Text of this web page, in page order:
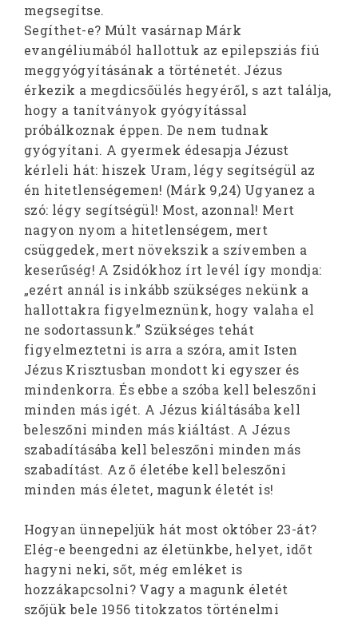
megsegítse.
Segíthet-e? Múlt vasárnap Márk
evangéliumából hallottuk az epilepsziás fiú
meggyógyításának a történetét. Jézus
érkezik a megdicsőülés hegyéről, s azt találja,
hogy a tanítványok gyógyítással
próbálkoznak éppen. De nem tudnak
gyógyítani. A gyermek édesapja Jézust
kérleli hát: hiszek Uram, légy segítségül az
én hitetlenségemen! (Márk 9,24) Ugyanez a
szó: légy segítségül! Most, azonnal! Mert
nagyon nyom a hitetlenségem, mert
csüggedek, mert növekszik a szívemben a
keserűség! A Zsidókhoz írt levél így mondja:
„ezért annál is inkább szükséges nekünk a
hallottakra figyelmeznünk, hogy valaha el
ne sodortassunk.” Szükséges tehát
figyelmeztetni is arra a szóra, amit Isten
Jézus Krisztusban mondott ki egyszer és
mindenkorra. És ebbe a szóba kell beleszőni
minden más igét. A Jézus kiáltásába kell
beleszőni minden más kiáltást. A Jézus
szabadításába kell beleszőni minden más
szabadítást. Az ő életébe kell beleszőni
minden más életet, magunk életét is!
Hogyan ünnepeljük hát most október 23-át?
Elég-e beengedni az életünkbe, helyet, időt
hagyni neki, sőt, még emléket is
hozzákapcsolni? Vagy a magunk életét
szőjük bele 1956 titokzatos történelmi